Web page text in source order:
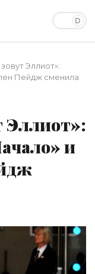
Эллиот»:
Пейдж сменила
Эллиот»:
и